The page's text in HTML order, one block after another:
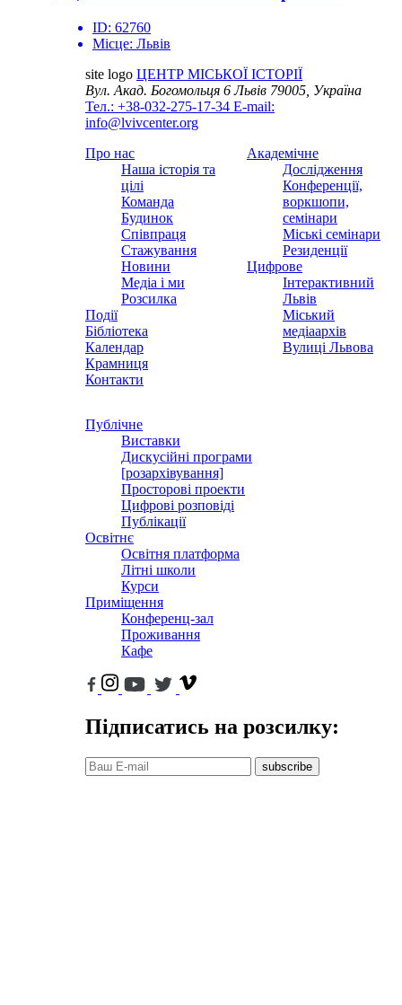
ID: 62760
Місце: Львів
site logo ЦЕНТР МІСЬКОЇ ІСТОРІЇ
Вул. Акад. Богомольця 6Львів 79005, Україна
Тел.: +38-032-275-17-34 E-mail:
info@lvivcenter.org
Про нас
Наша історія та
цілі
Команда
Будинок
Співпраця
Стажування
Новини
Медіа і ми
Розсилка
Події
Бібліотека
Календар
Крамниця
Контакти
Академічне
Дослідження
Конференції,
воркшопи,
семінари
Міські семінари
Резиденції
Цифрове
Інтерактивний
Львів
Міський
медіаархів
Вулиці Львова
Публічне
Виставки
Дискусійні програми
[розархівування]
Просторові проекти
Цифрові розповіді
Публікації
Освітнє
Освітня платформа
Літні школи
Курси
Приміщення
Конференц-зал
Проживання
Кафе
Підписатись на розсилку:
subscribe